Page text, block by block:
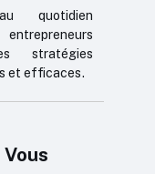
au quotidien
stratégies
et efficaces.